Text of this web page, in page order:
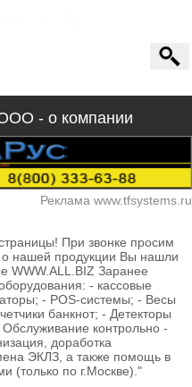
- о компании
Реклама www.tfsystems.ru
При звонке просим
нашей продукции Вы нашли
WWW.ALL.BIZ Заранее
- кассовые
- POS-системы; - Весы
банкнот; - Детекторы
контрольно -
доработка
ЭКЛЗ, а также помощь в
(только по г.Москве)."